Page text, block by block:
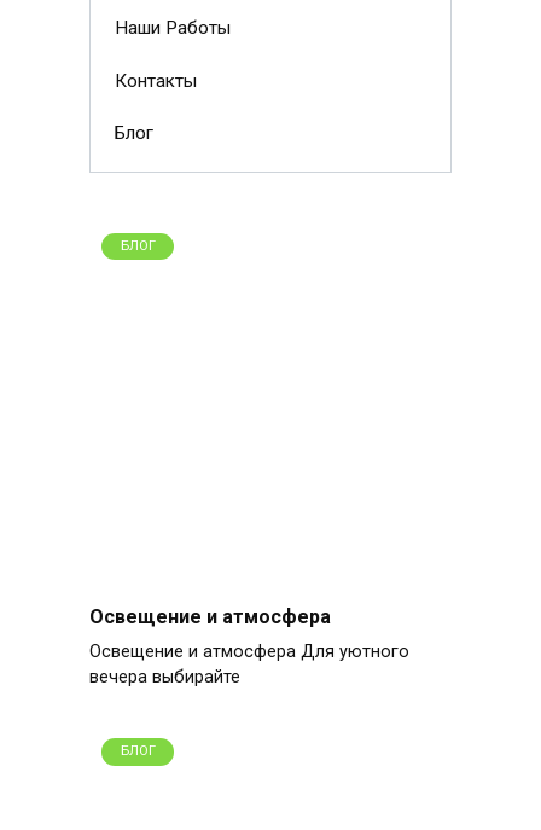
Наши Работы
Контакты
Блог
БЛОГ
Освещение и атмосфера
Освещение и атмосфера Для уютного
вечера выбирайте
БЛОГ